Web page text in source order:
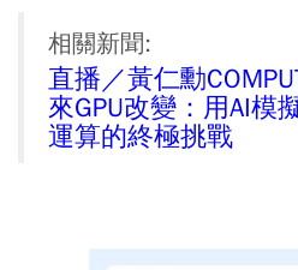
相關新聞:
直播／黃仁勳
來GPU改變：用AI模
運算的終極挑戰